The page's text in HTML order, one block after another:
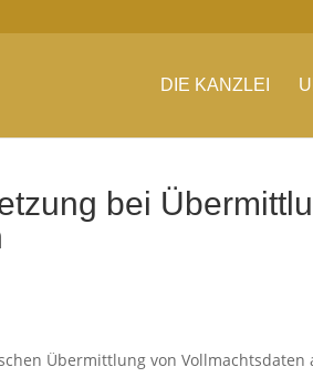
DIE KANZLEI
bei
Übermittlung von Vollmachtsdaten